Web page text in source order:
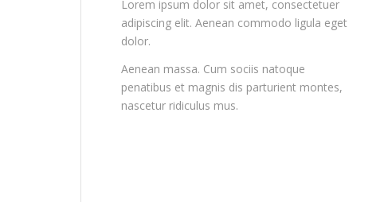
Lorem ipsum dolor sit amet, consectetuer
adipiscing elit. Aenean commodo ligula eget
dolor.
Aenean massa. Cum sociis natoque
penatibus et magnis dis parturient montes,
nascetur ridiculus mus.